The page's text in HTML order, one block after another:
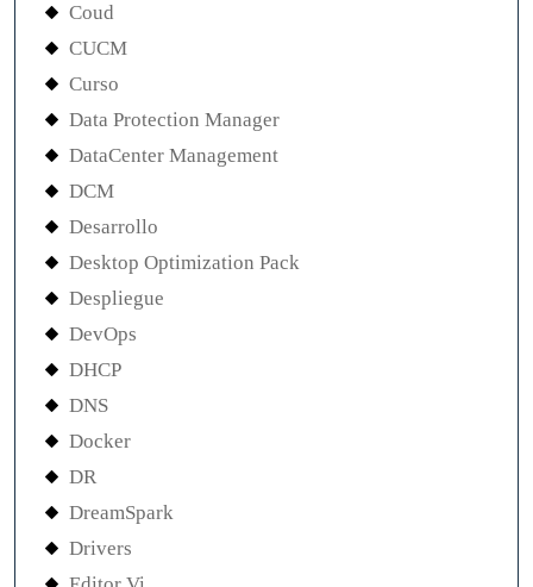
Coud
CUCM
Curso
Data Protection Manager
DataCenter Management
DCM
Desarrollo
Desktop Optimization Pack
Despliegue
DevOps
DHCP
DNS
Docker
DR
DreamSpark
Drivers